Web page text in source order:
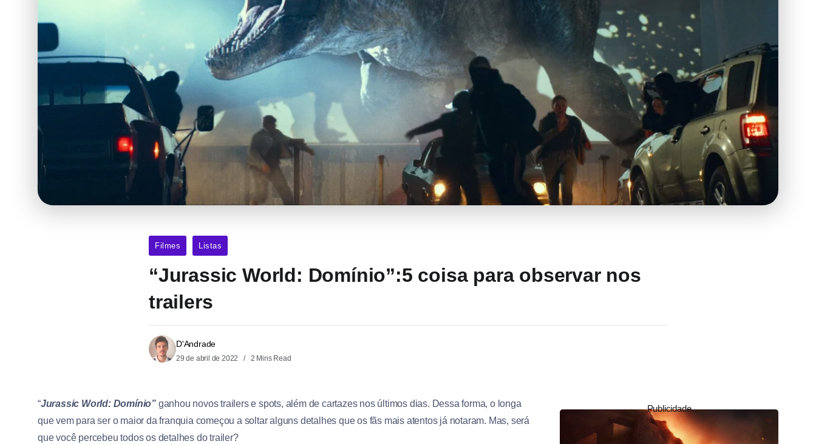
Filmes Listas
“Jurassic World: Domínio”:5 coisa para observar nos
trailers
D'Andrade
29 de abril de 2022 2 Mins Read
“Jurassic World: Domínio” ganhou novos trailers e spots, além de cartazes nos últimos dias. Dessa forma, o longa
que vem para ser o maior da franquia começou a soltar alguns detalhes que os fãs mais atentos já notaram. Mas, será
que você percebeu todos os detalhes do trailer?
Publicidade